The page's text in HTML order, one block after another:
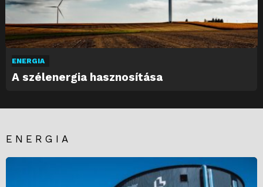
ENERGIA
A szélenergia hasznosítása
ENERGIA